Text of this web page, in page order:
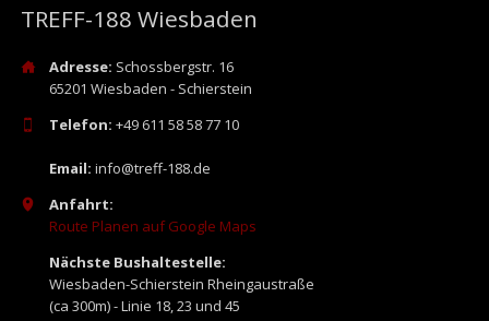
TREFF-188 Wiesbaden
Adresse: Schossbergstr. 16
65201 Wiesbaden - Schierstein
Telefon: +49 611 58 58 77 10
Email: info@treff-188.de
Anfahrt:
Route Planen auf Google Maps
Nächste Bushaltestelle:
Wiesbaden-Schierstein Rheingaustraße
(ca 300m) - Linie 18, 23 und 45